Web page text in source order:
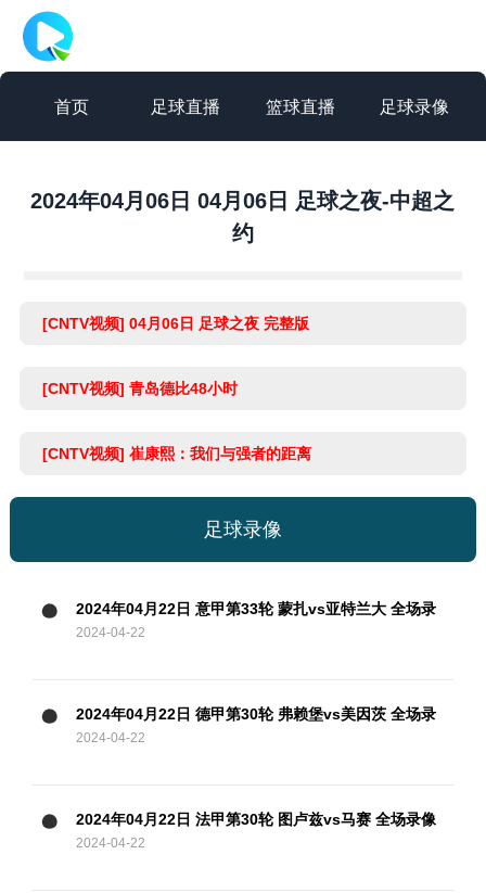
首页 足球直播 篮球直播 足球录像
2024年04月06日 04月06日 足球之夜-中超之
约
[CNTV视频] 04月06日 足球之夜 完整版
[CNTV视频] 青岛德比48小时
[CNTV视频] 崔康熙：我们与强者的距离
足球录像
2024年04月22日 意甲第33轮 蒙扎vs亚特兰大 全场录
像
2024-04-22
2024年04月22日 德甲第30轮 弗赖堡vs美因茨 全场录
像
2024-04-22
2024年04月22日 法甲第30轮 图卢兹vs马赛 全场录像
2024-04-22